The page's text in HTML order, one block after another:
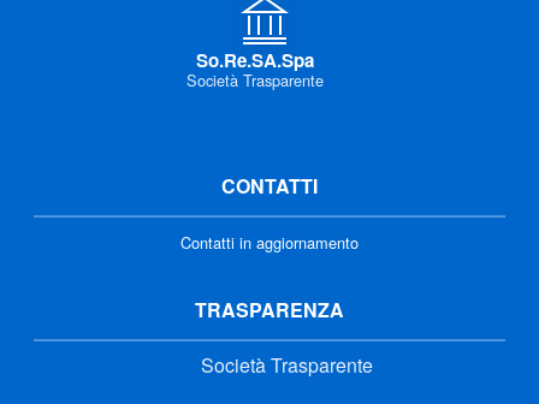
So.Re.SA.Spa
Società Trasparente
CONTATTI
Contatti in aggiornamento
TRASPARENZA
Società Trasparente